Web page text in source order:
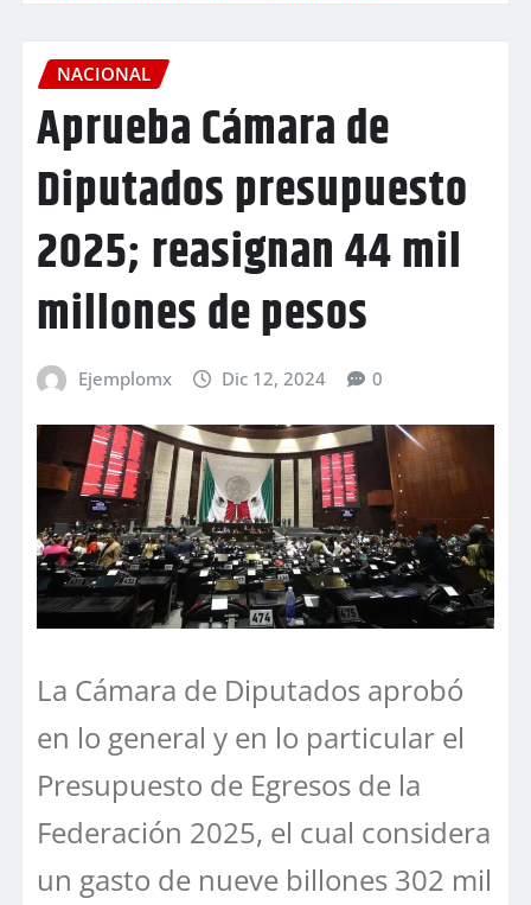
NACIONAL
Aprueba Cámara de
Diputados presupuesto
2025; reasignan 44 mil
millones de pesos
Ejemplomx Dic 12, 2024 0
La Cámara de Diputados aprobó
en lo general y en lo particular el
Presupuesto de Egresos de la
Federación 2025, el cual considera
un gasto de nueve billones 302 mil